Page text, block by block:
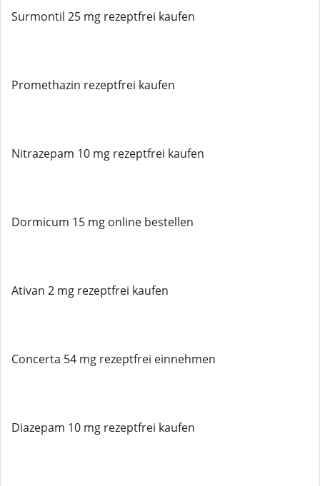
Surmontil 25 mg rezeptfrei kaufen
Promethazin rezeptfrei kaufen
Nitrazepam 10 mg rezeptfrei kaufen
Dormicum 15 mg online bestellen
Ativan 2 mg rezeptfrei kaufen
Concerta 54 mg rezeptfrei einnehmen
Diazepam 10 mg rezeptfrei kaufen